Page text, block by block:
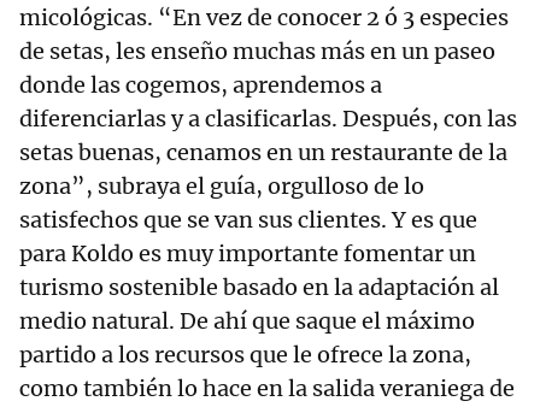
micológicas. “En vez de conocer 2 ó 3 especies
de setas, les enseño muchas más en un paseo
donde las cogemos, aprendemos a
diferenciarlas y a clasificarlas. Después, con las
setas buenas, cenamos en un restaurante de la
zona”, subraya el guía, orgulloso de lo
satisfechos que se van sus clientes. Y es que
para Koldo es muy importante fomentar un
turismo sostenible basado en la adaptación al
medio natural. De ahí que saque el máximo
partido a los recursos que le ofrece la zona,
como también lo hace en la salida veraniega de